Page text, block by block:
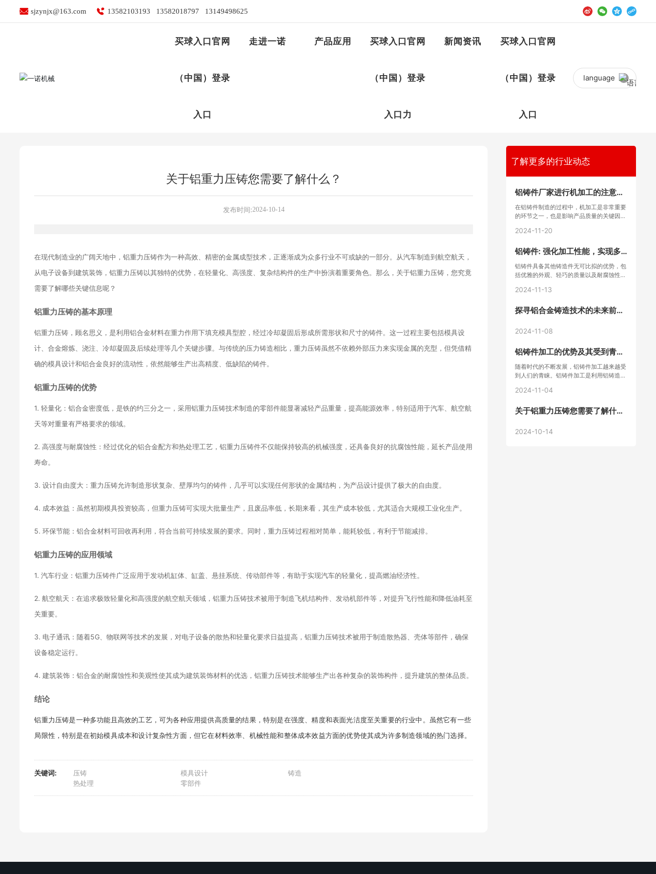
买球入口官网（中国）登录入口
sjzynjx@163.com 13582103193 13582018797 13149498625
买球入口官网
（中国）登录
入口
走进一诺 产品应用 买球入口官网
（中国）登录
入口力
新闻资讯 买球入口官网
（中国）登录
入口
language
关于铝重力压铸您需要了解什么？
发布时间:2024-10-14
在现代制造业的广阔天地中，铝重力压铸作为一种高效、精密的金属成型技术，正逐渐成为众多行业不可或缺的一部分。从汽车制造到航空航天，
从电子设备到建筑装饰，铝重力压铸以其独特的优势，在轻量化、高强度、复杂结构件的生产中扮演着重要角色。那么，关于铝重力压铸，您究竟
需要了解哪些关键信息呢？
铝重力压铸的基本原理
铝重力压铸，顾名思义，是利用铝合金材料在重力作用下填充模具型腔，经过冷却凝固后形成所需形状和尺寸的铸件。这一过程主要包括模具设
计、合金熔炼、浇注、冷却凝固及后续处理等几个关键步骤。与传统的压力铸造相比，重力压铸虽然不依赖外部压力来实现金属的充型，但凭借精
确的模具设计和铝合金良好的流动性，依然能够生产出高精度、低缺陷的铸件。
铝重力压铸的优势
1. 轻量化：铝合金密度低，是铁的约三分之一，采用铝重力压铸技术制造的零部件能显著减轻产品重量，提高能源效率，特别适用于汽车、航空航
天等对重量有严格要求的领域。
2. 高强度与耐腐蚀性：经过优化的铝合金配方和热处理工艺，铝重力压铸件不仅能保持较高的机械强度，还具备良好的抗腐蚀性能，延长产品使用
寿命。
3. 设计自由度大：重力压铸允许制造形状复杂、壁厚均匀的铸件，几乎可以实现任何形状的金属结构，为产品设计提供了极大的自由度。
4. 成本效益：虽然初期模具投资较高，但重力压铸可实现大批量生产，且废品率低，长期来看，其生产成本较低，尤其适合大规模工业化生产。
5. 环保节能：铝合金材料可回收再利用，符合当前可持续发展的要求。同时，重力压铸过程相对简单，能耗较低，有利于节能减排。
铝重力压铸的应用领域
1. 汽车行业：铝重力压铸件广泛应用于发动机缸体、缸盖、悬挂系统、传动部件等，有助于实现汽车的轻量化，提高燃油经济性。
2. 航空航天：在追求极致轻量化和高强度的航空航天领域，铝重力压铸技术被用于制造飞机结构件、发动机部件等，对提升飞行性能和降低油耗至
关重要。
3. 电子通讯：随着5G、物联网等技术的发展，对电子设备的散热和轻量化要求日益提高，铝重力压铸技术被用于制造散热器、壳体等部件，确保
设备稳定运行。
4. 建筑装饰：铝合金的耐腐蚀性和美观性使其成为建筑装饰材料的优选，铝重力压铸技术能够生产出各种复杂的装饰构件，提升建筑的整体品质。
结论
铝重力压铸是一种多功能且高效的工艺，可为各种应用提供高质量的结果，特别是在强度、精度和表面光洁度至关重要的行业中。虽然它有一些
局限性，特别是在初始模具成本和设计复杂性方面，但它在材料效率、机械性能和整体成本效益方面的优势使其成为许多制造领域的热门选择。
关键词: 压铸 模具设计
铸造
热处理
零部件
了解更多的行业动态
铝铸件厂家进行机加工的注意事
项
在铝铸件制造的过程中，机加工是非常重要
的环节之一，也是影响产品质量的关键因素
2024-11-20
铝铸件: 强化加工性能，实现多
种应用
铝铸件具备其他铸造件无可比拟的优势，包
括优雅的外观、轻巧的质量以及耐腐蚀性，
2024-11-13
探寻铝合金铸造技术的未来前
2024-11-08
铝铸件加工的优势及其受到青睐
的原因
随着时代的不断发展，铝铸件加工越来越受
到人们的青睐。铝铸件加工是利用铝铸造技
型，并通过后期加工、表面处理等环节，最
哪些优点呢？
2024-11-04
关于铝重力压铸您需要了解什
2024-10-14